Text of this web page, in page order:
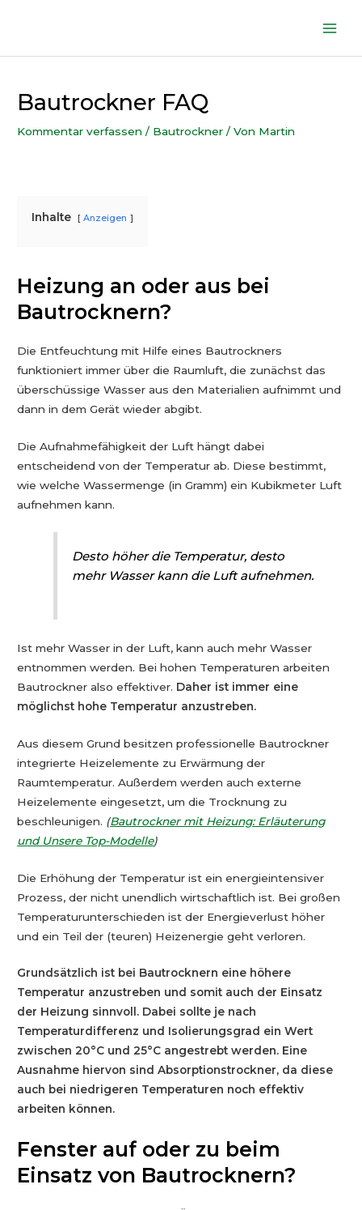
Bautrockner FAQ
Kommentar verfassen / Bautrockner / Von Martin
Inhalte Anzeigen
Heizung an oder aus bei
Bautrocknern?
Die Entfeuchtung mit Hilfe eines Bautrockners
funktioniert immer über die Raumluft, die zunächst das
überschüssige Wasser aus den Materialien aufnimmt und
dann in dem Gerät wieder abgibt.
Die Aufnahmefähigkeit der Luft hängt dabei
entscheidend von der Temperatur ab. Diese bestimmt,
wie welche Wassermenge (in Gramm) ein Kubikmeter Luft
aufnehmen kann.
Desto höher die Temperatur, desto
mehr Wasser kann die Luft aufnehmen.
Ist mehr Wasser in der Luft, kann auch mehr Wasser
entnommen werden. Bei hohen Temperaturen arbeiten
Bautrockner also effektiver. Daher ist immer eine
möglichst hohe Temperatur anzustreben.
Aus diesem Grund besitzen professionelle Bautrockner
integrierte Heizelemente zu Erwärmung der
Raumtemperatur. Außerdem werden auch externe
Heizelemente eingesetzt, um die Trocknung zu
beschleunigen. (Bautrockner mit Heizung: Erläuterung
und Unsere Top-Modelle)
Die Erhöhung der Temperatur ist ein energieintensiver
Prozess, der nicht unendlich wirtschaftlich ist. Bei großen
Temperaturunterschieden ist der Energieverlust höher
und ein Teil der (teuren) Heizenergie geht verloren.
Grundsätzlich ist bei Bautrocknern eine höhere
Temperatur anzustreben und somit auch der Einsatz
der Heizung sinnvoll. Dabei sollte je nach
Temperaturdifferenz und Isolierungsgrad ein Wert
zwischen 20°C und 25°C angestrebt werden. Eine
Ausnahme hiervon sind Absorptionstrockner, da diese
auch bei niedrigeren Temperaturen noch effektiv
arbeiten können.
Fenster auf oder zu beim
Einsatz von Bautrocknern?